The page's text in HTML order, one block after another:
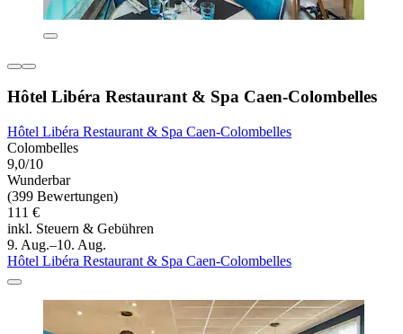
Hôtel Libéra Restaurant & Spa Caen-Colombelles
Hôtel Libéra Restaurant & Spa Caen-Colombelles
Colombelles
9,0/10
Wunderbar
(399 Bewertungen)
111 €
inkl. Steuern & Gebühren
9. Aug.–10. Aug.
Hôtel Libéra Restaurant & Spa Caen-Colombelles